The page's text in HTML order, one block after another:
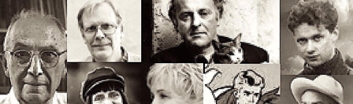
Skip
to
content
Search